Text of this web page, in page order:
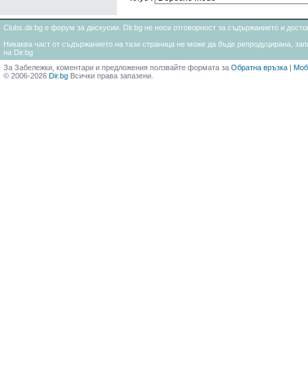
Clubs.dir.bg е форум за дискусии. Dir.bg не носи отговорност за съдържанието и
Никаква част от съдържанието на тази страница не може да бъде репродуцирана,
на Dir.bg
За Забележки, коментари и предложения ползвайте формата за Обратна връзка |
© 2006-2026 Dir.bg Всички права запазени.